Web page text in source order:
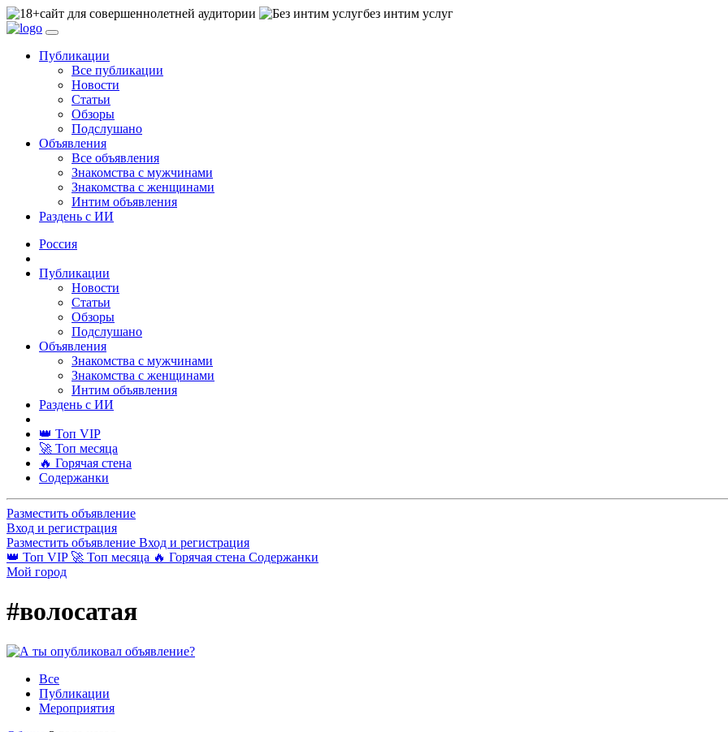
сайт для совершеннолетней аудитории без интим услуг
Публикации
Все публикации
Новости
Статьи
Обзоры
Подслушано
Объявления
Все объявления
Знакомства с мужчинами
Знакомства с женщинами
Интим объявления
Раздень с ИИ
Россия
Публикации
Новости
Статьи
Обзоры
Подслушано
Объявления
Знакомства с мужчинами
Знакомства с женщинами
Интим объявления
Раздень с ИИ
👑 Топ VIP
🚀 Топ месяца
🔥 Горячая стена
Содержанки
Разместить объявление
Вход и регистрация
Разместить объявление Вход и регистрация
👑 Топ VIP 🚀 Топ месяца 🔥 Горячая стена Содержанки
Мой город
#волосатая
Все
Публикации
Мероприятия